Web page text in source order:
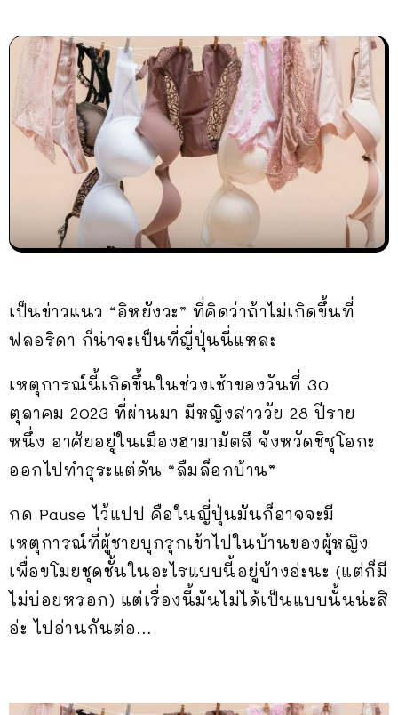
เป็นข่าวแนว “อิหยังวะ” ที่คิดว่าถ้าไม่เกิดขึ้นที่
ฟลอริดา ก็น่าจะเป็นที่ญี่ปุ่นนี่แหละ
เหตุการณ์นี้เกิดขึ้นในช่วงเช้าของวันที่ 30
ตุลาคม 2023 ที่ผ่านมา มีหญิงสาววัย 28 ปีราย
หนึ่ง อาศัยอยู่ในเมืองฮามามัตสึ จังหวัดชิซุโอกะ
ออกไปทำธุระแต่ดัน “ลืมล็อกบ้าน”
กด Pause ไว้แปป คือในญี่ปุ่นมันก็อาจจะมี
เหตุการณ์ที่ผู้ชายบุกรุกเข้าไปในบ้านของผู้หญิง
เพื่อขโมยชุดชั้นในอะไรแบบนี้อยู่บ้างอ่ะนะ (แต่ก็มี
ไม่บ่อยหรอก) แต่เรื่องนี้มันไม่ได้เป็นแบบนั้นน่ะสิ
อ่ะ ไปอ่านกันต่อ…